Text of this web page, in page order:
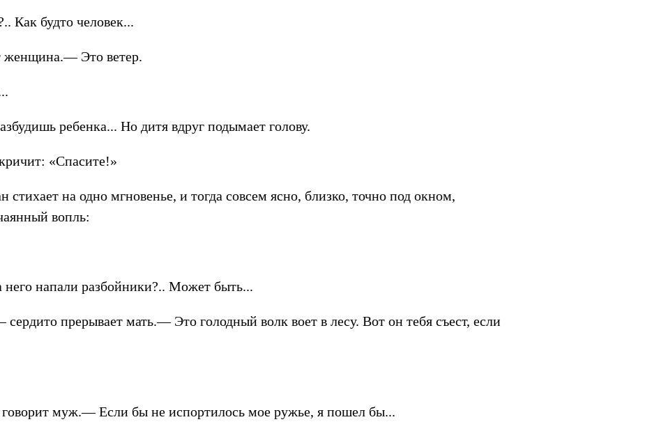
будто человек...
Это ветер.
ребенка... Но дитя вдруг подымает голову.
«Спасите!»
стихает на одно мгновенье, и тогда совсем ясно, близко, точно под окном,
вопль:
напали разбойники?.. Может быть...
прерывает мать.— Это голодный волк воет в лесу. Вот он тебя съест, если
муж.— Если бы не испортилось мое ружье, я пошел бы...